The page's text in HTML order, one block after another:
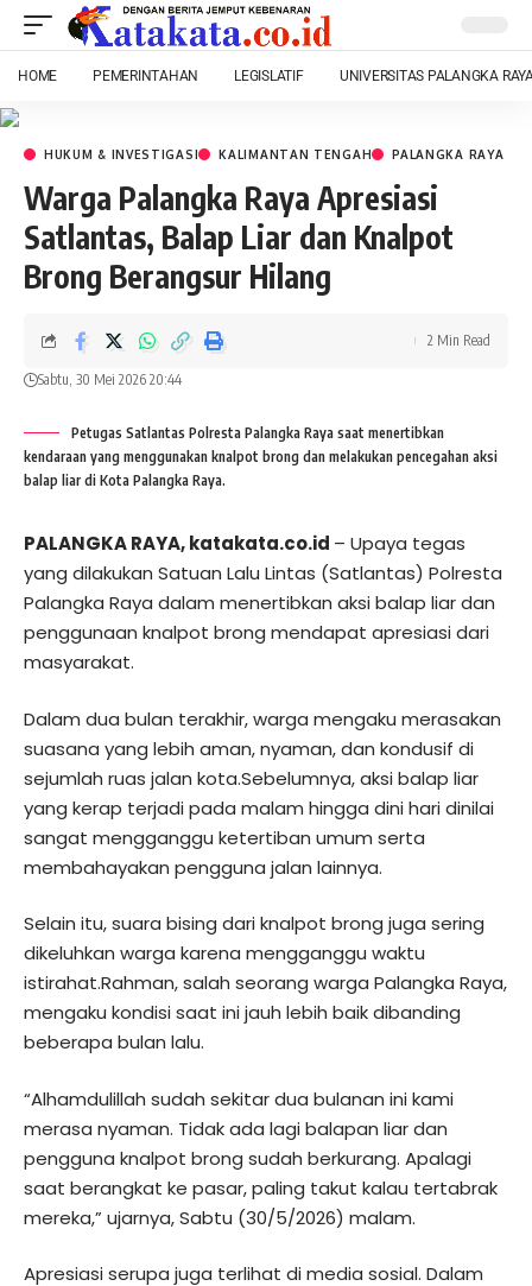
HOME PEMERINTAHAN LEGISLATIF UNIVERSITAS PALANGKA
HUKUM & INVESTIGASI KALIMANTAN TENGAH PALANGKA RAYA
Warga Palangka Raya Apresiasi
Satlantas, Balap Liar dan Knalpot
Brong Berangsur Hilang
Sabtu, 30 Mei 2026 20:44
2 Min Read
Petugas Satlantas Polresta Palangka Raya saat menertibkan
kendaraan yang menggunakan knalpot brong dan melakukan pencegahan aksi
balap liar di Kota Palangka Raya.
PALANGKA RAYA, katakata.co.id – Upaya tegas
yang dilakukan Satuan Lalu Lintas (Satlantas) Polresta
Palangka Raya dalam menertibkan aksi balap liar dan
penggunaan knalpot brong mendapat apresiasi dari
masyarakat.
Dalam dua bulan terakhir, warga mengaku merasakan
suasana yang lebih aman, nyaman, dan kondusif di
sejumlah ruas jalan kota.Sebelumnya, aksi balap liar
yang kerap terjadi pada malam hingga dini hari dinilai
sangat mengganggu ketertiban umum serta
membahayakan pengguna jalan lainnya.
Selain itu, suara bising dari knalpot brong juga sering
dikeluhkan warga karena mengganggu waktu
istirahat.Rahman, salah seorang warga Palangka Raya,
mengaku kondisi saat ini jauh lebih baik dibanding
beberapa bulan lalu.
“Alhamdulillah sudah sekitar dua bulanan ini kami
merasa nyaman. Tidak ada lagi balapan liar dan
pengguna knalpot brong sudah berkurang. Apalagi
saat berangkat ke pasar, paling takut kalau tertabrak
mereka,” ujarnya, Sabtu (30/5/2026) malam.
Apresiasi serupa juga terlihat di media sosial. Dalam